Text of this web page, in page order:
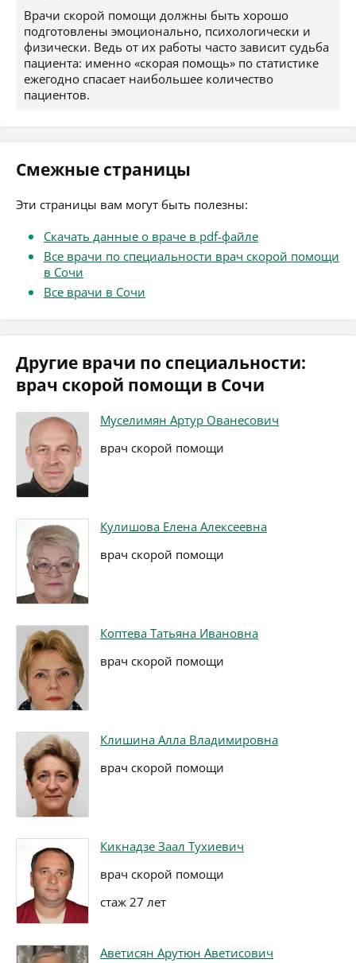
Врачи скорой помощи должны быть хорошо
подготовлены эмоционально, психологически и
физически. Ведь от их работы часто зависит судьба
пациента: именно «скорая помощь» по статистике
ежегодно спасает наибольшее количество
пациентов.
Смежные страницы
Эти страницы вам могут быть полезны:
Скачать данные о враче в pdf-файле
Все врачи по специальности врач скорой помощи
в Сочи
Все врачи в Сочи
Другие врачи по специальности:
врач скорой помощи в Сочи
Муселимян Артур Ованесович
врач скорой помощи
Кулишова Елена Алексеевна
врач скорой помощи
Коптева Татьяна Ивановна
врач скорой помощи
Клишина Алла Владимировна
врач скорой помощи
Кикнадзе Заал Тухиевич
врач скорой помощи
стаж 27 лет
Аветисян Арутюн Аветисович